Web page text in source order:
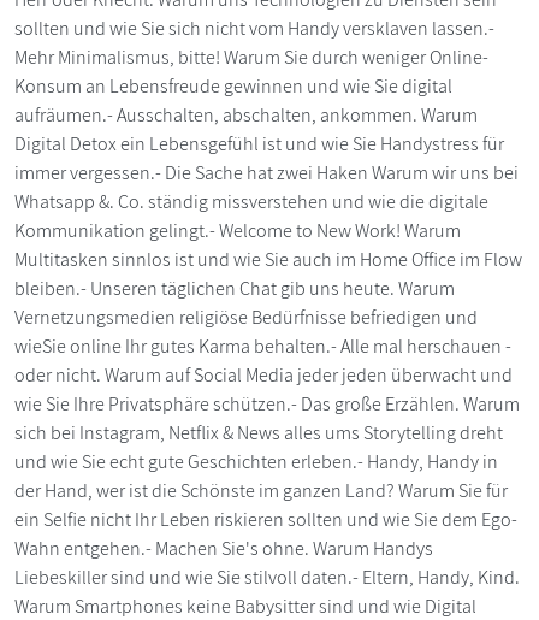
sollten und wie Sie sich nicht vom Handy versklaven lassen.-
Mehr Minimalismus, bitte! Warum Sie durch weniger Online-
Konsum an Lebensfreude gewinnen und wie Sie digital
aufräumen.- Ausschalten, abschalten, ankommen. Warum
Digital Detox ein Lebensgefühl ist und wie Sie Handystress für
immer vergessen.- Die Sache hat zwei Haken Warum wir uns bei
Whatsapp &. Co. ständig missverstehen und wie die digitale
Kommunikation gelingt.- Welcome to New Work! Warum
Multitasken sinnlos ist und wie Sie auch im Home Office im Flow
bleiben.- Unseren täglichen Chat gib uns heute. Warum
Vernetzungsmedien religiöse Bedürfnisse befriedigen und
wieSie online Ihr gutes Karma behalten.- Alle mal herschauen -
oder nicht. Warum auf Social Media jeder jeden überwacht und
wie Sie Ihre Privatsphäre schützen.- Das große Erzählen. Warum
sich bei Instagram, Netflix & News alles ums Storytelling dreht
und wie Sie echt gute Geschichten erleben.- Handy, Handy in
der Hand, wer ist die Schönste im ganzen Land? Warum Sie für
ein Selfie nicht Ihr Leben riskieren sollten und wie Sie dem Ego-
Wahn entgehen.- Machen Sie's ohne. Warum Handys
Liebeskiller sind und wie Sie stilvoll daten.- Eltern, Handy, Kind.
Warum Smartphones keine Babysitter sind und wie Digital